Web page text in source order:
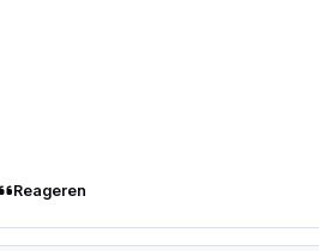
Reageren